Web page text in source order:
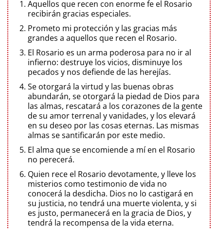
Aquellos que recen con enorme fe el Rosario
recibirán gracias especiales.
Prometo mi protección y las gracias más
grandes a aquellos que recen el Rosario.
El Rosario es un arma poderosa para no ir al
infierno: destruye los vicios, disminuye los
pecados y nos defiende de las herejías.
Se otorgará la virtud y las buenas obras
abundarán, se otorgará la piedad de Dios para
las almas, rescatará a los corazones de la gente
de su amor terrenal y vanidades, y los elevará
en su deseo por las cosas eternas. Las mismas
almas se santificarán por este medio.
El alma que se encomiende a mí en el Rosario
no perecerá.
Quien rece el Rosario devotamente, y lleve los
misterios como testimonio de vida no
conocerá la desdicha. Dios no lo castigará en
su justicia, no tendrá una muerte violenta, y si
es justo, permanecerá en la gracia de Dios, y
tendrá la recompensa de la vida eterna.